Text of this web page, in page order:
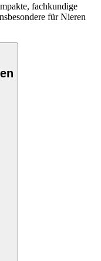
fachkundige
für Nieren